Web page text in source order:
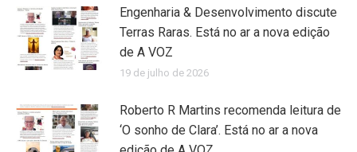
Engenharia & Desenvolvimento discute
Terras Raras. Está no ar a nova edição
de A VOZ
19 de julho de 2026
Roberto R Martins recomenda leitura de
‘O sonho de Clara’. Está no ar a nova